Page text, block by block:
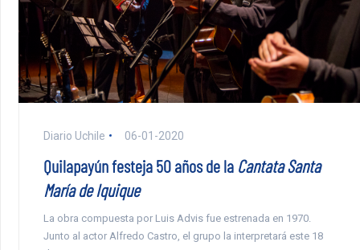
Diario Uchile 06-01-2020
Quilapayún festeja 50 años de la Cantata Santa
María de Iquique
La obra compuesta por Luis Advis fue estrenada en 1970.
Junto al actor Alfredo Castro, el grupo la interpretará este 18